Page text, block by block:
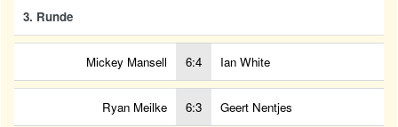
3. Runde
Mickey Mansell 6:4 Ian White
Ryan Meilke 6:3 Geert Nentjes